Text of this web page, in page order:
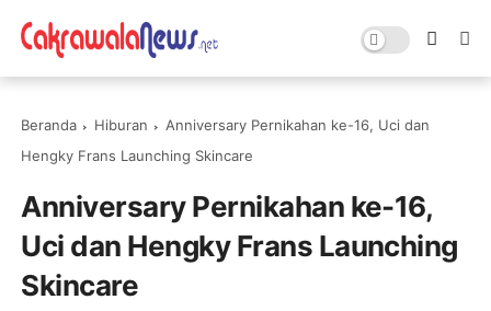
Beranda Hiburan
Anniversary Pernikahan ke-16, Uci dan
Hengky Frans Launching Skincare
Anniversary Pernikahan ke-16,
Uci dan Hengky Frans Launching
Skincare